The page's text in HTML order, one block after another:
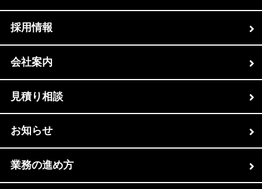
採用情報
会社案内
見積り相談
お知らせ
業務の進め方